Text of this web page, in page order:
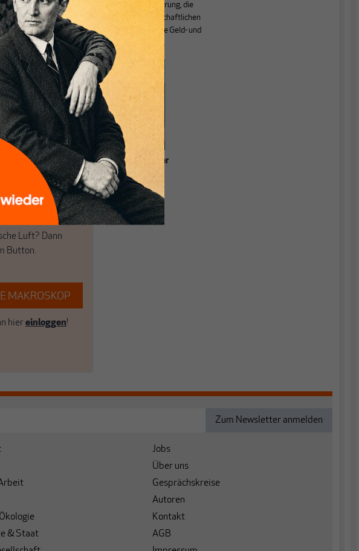
Trauerspiel.
viele eingerichtet
und bringen
und verstaubten
Luft? Dann
Button.
MAKROSKOP
hiereinloggen!
sind die Globalisierung, die
Theorie der wirtschaftlichen
Entwicklung sowie Geld- und
Währungstheorie.
Grundlagen einer
relevanten
Ökonomik
& Staat
Jobs
Über uns
Gesprächskreise
Autoren
Kontakt
AGB